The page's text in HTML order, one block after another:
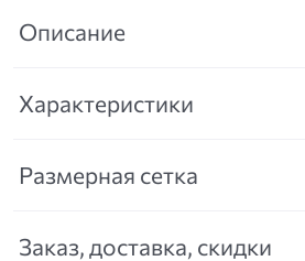
Описание
Характеристики
Размерная сетка
Заказ, доставка, скидки